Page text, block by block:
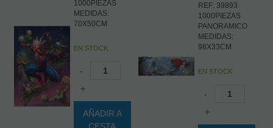
1000PIEZAS
MEDIDAS:
70X50CM
EN STOCK
-
+
AÑADIR A
REF: 39893.
1000PIEZAS
PANORAMICO
MEDIDAS:
98X33CM
EN STOCK
-
+